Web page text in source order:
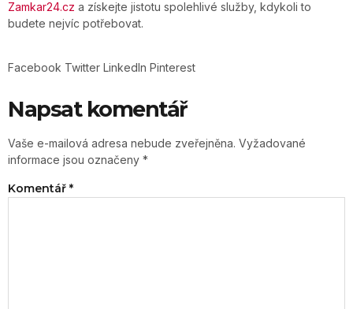
Zamkar24.cz a získejte jistotu spolehlivé služby, kdykoli to
budete nejvíc potřebovat.
Facebook Twitter LinkedIn Pinterest
Napsat komentář
Vaše e-mailová adresa nebude zveřejněna. Vyžadované
informace jsou označeny *
Komentář *